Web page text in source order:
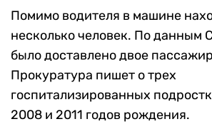
Помимо водителя в машине
несколько человек. По данным
было доставлено двое
Прокуратура пишет о трех
госпитализированных
2008 и 2011 годов рождения.